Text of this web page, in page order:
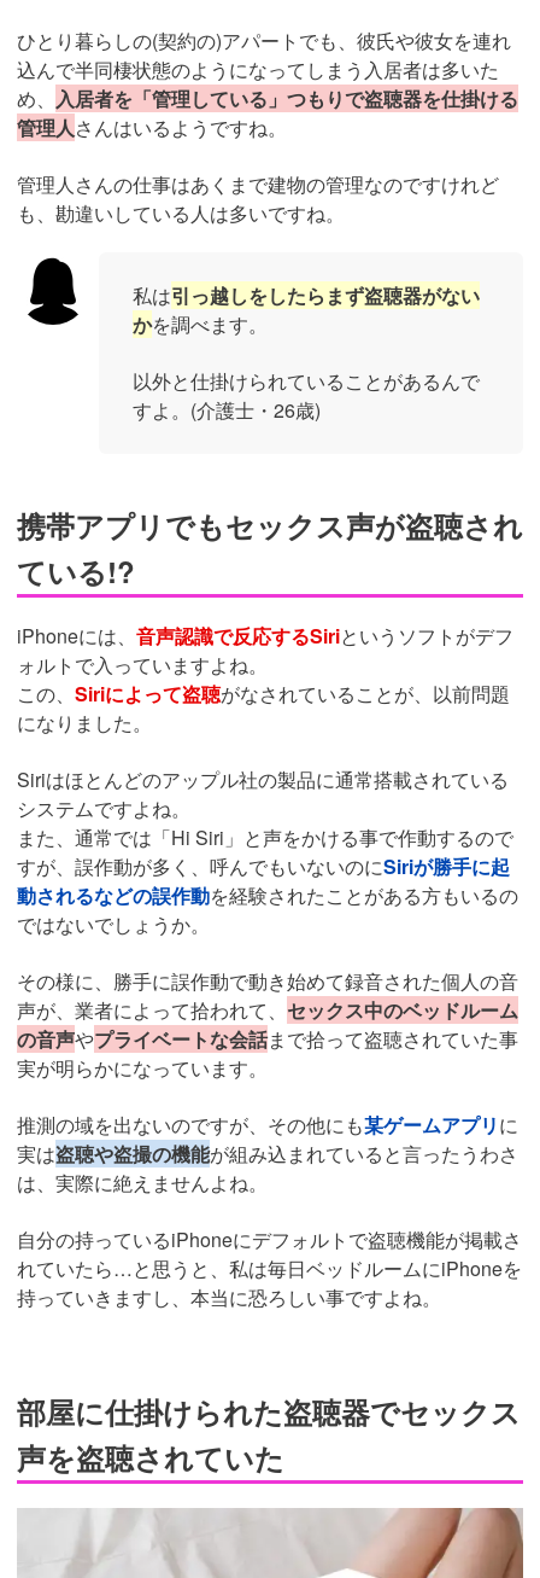
ひとり暮らしの(契約の)アパートでも、彼氏や彼女を連れ
込んで半同棲状態のようになってしまう入居者は多いた
め、 入居者を「管理している」つもりで盗聴器を仕掛ける
管理人さんはいるようですね。
管理人さんの仕事はあくまで建物の管理なのですけれど
も、勘違いしている人は多いですね。
私は引っ越しをしたらまず盗聴器がない
かを調べます。
以外と仕掛けられていることがあるんで
すよ。(介護士・26歳)
携帯アプリでもセックス声が盗聴され
ている!?
iPhoneには、 音声認識で反応するSiriというソフトがデフ
ォルトで入っていますよね。
この、 Siriによって盗聴がなされていることが、以前問題
になりました。
Siriはほとんどのアップル社の製品に通常搭載されている
システムですよね。
また、通常では「Hi Siri」と声をかける事で作動するので
すが、誤作動が多く、呼んでもいないのにSiriが勝手に起
動されるなどの誤作動を経験されたことがある方もいるの
ではないでしょうか。
その様に、勝手に誤作動で動き始めて録音された個人の音
声が、業者によって拾われて、 セックス中のベッドルーム
の音声やプライベートな会話まで拾って盗聴されていた事
実が明らかになっています。
推測の域を出ないのですが、その他にも某ゲームアプリに
実は盗聴や盗撮の機能が組み込まれていると言ったうわさ
は、実際に絶えませんよね。
自分の持っているiPhoneにデフォルトで盗聴機能が掲載さ
れていたら…と思うと、私は毎日ベッドルームにiPhoneを
持っていきますし、本当に恐ろしい事ですよね。
部屋に仕掛けられた盗聴器でセックス
声を盗聴されていた